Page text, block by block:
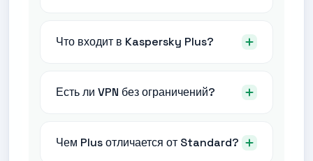
Что входит в Kaspersky Plus?
Есть ли VPN без ограничений?
Чем Plus отличается от Standard?